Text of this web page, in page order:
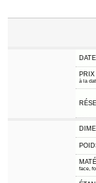
PRIX
à la
face,